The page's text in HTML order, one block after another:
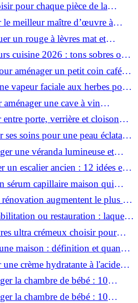
pour chaque pièce de la
meilleur maître d’œuvre à
un rouge à lèvres mat et
?
cuisine 2026 : tons sobres ou
? aménager un petit coin café
vapeur faciale aux herbes pour
et rajeunie ?
aménager une cave à vin
porte, verrière et cloison
vos pièces ?
soins pour une peau éclatante
une véranda lumineuse et
déco
un escalier ancien : 12 idées et
pas
sérum capillaire maison qui
la pousse des cheveux ?
augmentent le plus la
pour la revente ?
ou restauration : laquelle
à mon logement ?
ultra crémeux choisir pour
maison : définition et quand
crème hydratante à l'acide
?
la chambre de bébé : 10
et rangement
la chambre de bébé : 10